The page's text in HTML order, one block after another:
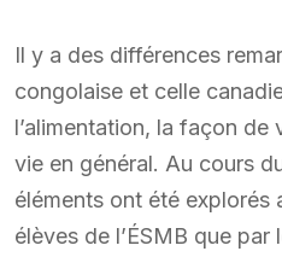
Il y a des différences
congolaise et celle
l’alimentation, la façon de
vie en général. Au cours
éléments ont été explorés
élèves de l’ÉSMB que par